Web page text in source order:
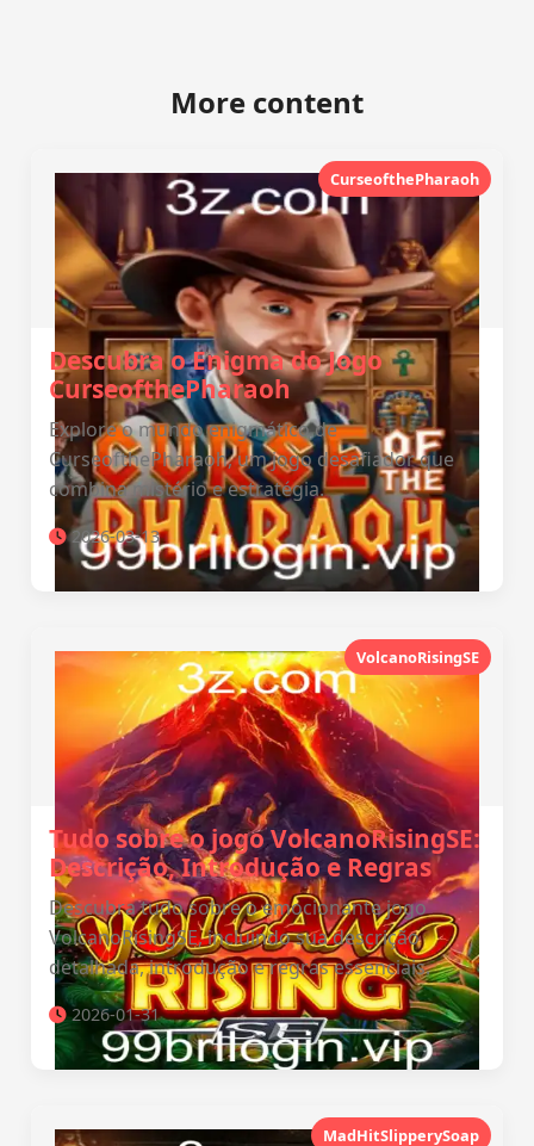
More content
CurseofthePharaoh
Descubra o Enigma do Jogo
CurseofthePharaoh
Explore o mundo enigmático de
CurseofthePharaoh, um jogo desafiador que
combina mistério e estratégia.
2026-03-13
VolcanoRisingSE
Tudo sobre o jogo VolcanoRisingSE:
Descrição, Introdução e Regras
Descubra tudo sobre o emocionante jogo
VolcanoRisingSE, incluindo sua descrição
detalhada, introdução e regras essenciais.
2026-01-31
MadHitSlipperySoap